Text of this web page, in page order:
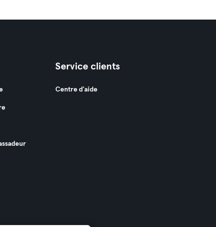
Service clients
Centre d'aide